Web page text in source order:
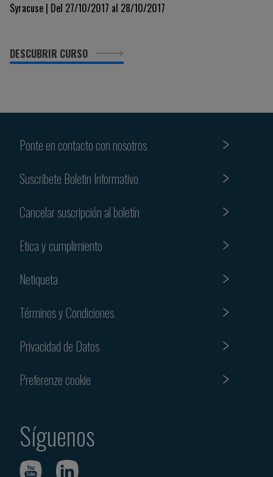
Syracuse | Del 27/10/2017 al 28/10/2017
DESCUBRIR CURSO
Ponte en contacto con nosotros
Suscribete Boletin Informativo
Cancelar suscripción al boletín
Etica y cumplimiento
Netiqueta
Términos y Condiciones
Privacidad de Datos
Preferenze cookie
Síguenos